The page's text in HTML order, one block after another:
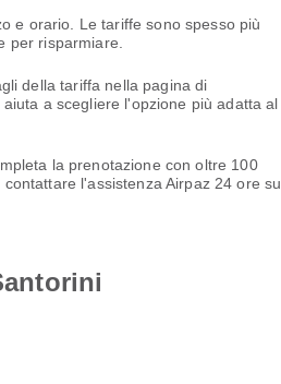
e orario. Le tariffe sono spesso più
per risparmiare.
della tariffa nella pagina di
a scegliere l'opzione più adatta al
la prenotazione con oltre 100
contattare l'assistenza Airpaz 24 ore su